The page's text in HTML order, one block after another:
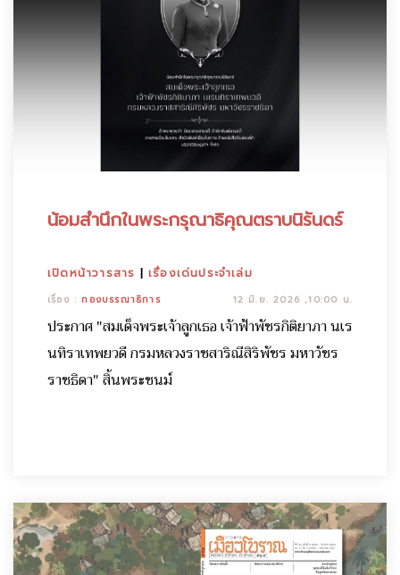
น้อมสำนึกในพระกรุณาธิคุณตราบนิรันดร์
เปิดหน้าวารสาร |เรื่องเด่นประจำเล่ม
เรื่อง :กองบรรณาธิการ 12 มิ.ย. 2026 ,10:00 น.
ประกาศ "สมเด็จพระเจ้าลูกเธอ เจ้าฟ้าพัชรกิติยาภา นเร
นทิราเทพยวดี กรมหลวงราชสาริณีสิริพัชร มหาวัชร
ราชธิดา" สิ้นพระชนม์